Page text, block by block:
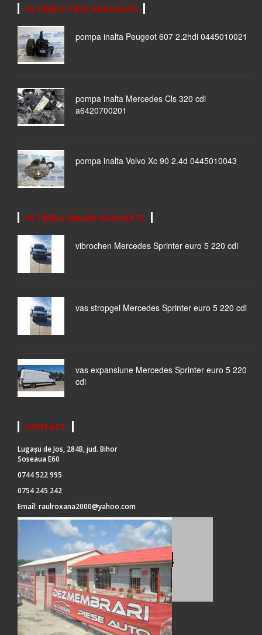
ULTIMELE PIESE ADAUGATE
pompa inalta Peugeot 607 2.2hdi 0445010021
pompa inalta Mercedes Cls 320 cdi
a6420700201
pompa inalta Volvo Xc 90 2.4d 0445010043
ULTIMELE MASINI ADAUGATE
vibrochen Mercedes Sprinter euro 5 220 cdi
vas stropgel Mercedes Sprinter euro 5 220 cdi
vas expansiune Mercedes Sprinter euro 5 220
cdi
CONTACT
Lugașu de Jos, 284B, jud. Bihor
Soseaua E60
0744 522 995
0754 245 242
Email: raulroxana2000@yahoo.com